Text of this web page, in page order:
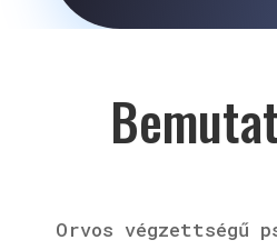
Orvos végzettségű